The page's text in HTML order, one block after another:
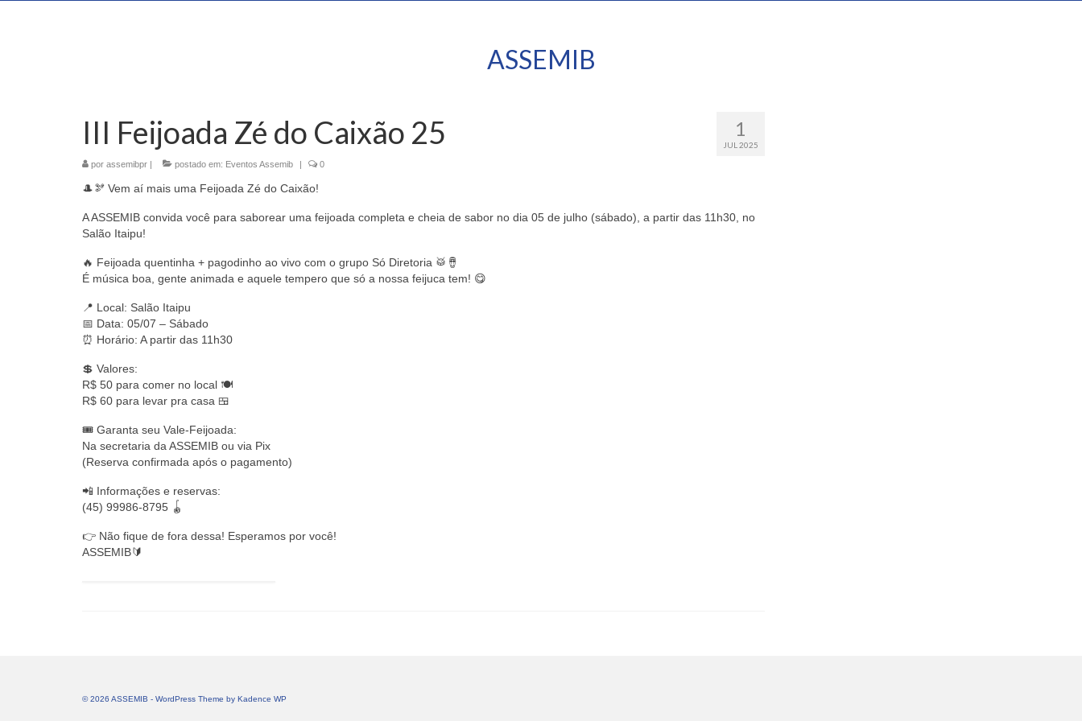
ASSEMIB
1
JUL 2025
III Feijoada Zé do Caixão 25
por assemibpr | postado em: Eventos Assemib | 0
🎩🫘 Vem aí mais uma Feijoada Zé do Caixão!
A ASSEMIB convida você para saborear uma feijoada completa e cheia de sabor no dia 05 de julho (sábado), a partir das 11h30, no
Salão Itaipu!
🔥 Feijoada quentinha + pagodinho ao vivo com o grupo Só Diretoria 🥁🪘
É música boa, gente animada e aquele tempero que só a nossa feijuca tem! 😋
📍 Local: Salão Itaipu
📅 Data: 05/07 – Sábado
⏰ Horário: A partir das 11h30
💲 Valores:
R$ 50 para comer no local 🍽️
R$ 60 para levar pra casa 🍱
🎟️ Garanta seu Vale-Feijoada:
Na secretaria da ASSEMIB ou via Pix
(Reserva confirmada após o pagamento)
📲 Informações e reservas:
(45) 99986-8795 🪀
👉 Não fique de fora dessa! Esperamos por você!
ASSEMIB🔰
© 2026 ASSEMIB - WordPress Theme by Kadence WP